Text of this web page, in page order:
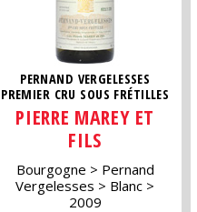
PERNAND VERGELESSES
PREMIER CRU SOUS FRÉTILLES
PIERRE MAREY ET
FILS
Bourgogne
Pernand
Vergelesses
Blanc
2009